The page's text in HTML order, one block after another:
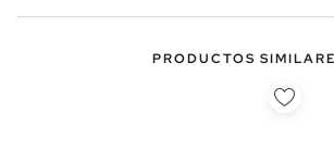
PRODUCTOS